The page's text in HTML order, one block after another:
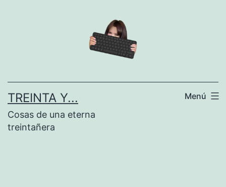
TREINTA Y...
Cosas de una eterna
treintañera
Menú